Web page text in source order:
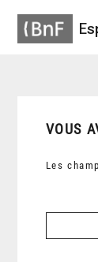
VOUS
Les